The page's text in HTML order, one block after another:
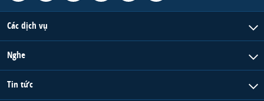
Các dịch vụ
Nghe
Tin tức